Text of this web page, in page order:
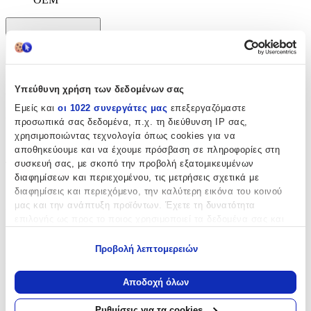
Υπεύθυνη χρήση των δεδομένων σας
Εμείς και οι 1022 συνεργάτες μας επεξεργαζόμαστε
προσωπικά σας δεδομένα, π.χ. τη διεύθυνση IP σας,
χρησιμοποιώντας τεχνολογία όπως cookies για να
αποθηκεύουμε και να έχουμε πρόσβαση σε πληροφορίες στη
συσκευή σας, με σκοπό την προβολή εξατομικευμένων
διαφημίσεων και περιεχομένου, τις μετρήσεις σχετικά με
διαφημίσεις και περιεχόμενο, την καλύτερη εικόνα του κοινού
μας και την ανάπτυξη προϊόντων. Έχετε τη δυνατότητα
Να συλλέξουμε πληροφορίες σχετικά με τη γεωγραφική
σας τοποθεσία, οι οποίες μπορεί να είναι ακριβείς σε
απόσταση μερικών μέτρων
Προβολή λεπτομερειών
Αποδοχή όλων
Χαρακτηριστικά
Θέμα:
Ελλάδα
Τύπος:
Μπρελόκ
Υλικό
Κατασκευαστής